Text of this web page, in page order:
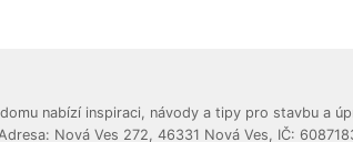
nabízí inspiraci, návody a tipy pro stavbu a
Nová Ves 272, 46331 Nová Ves, IČ: